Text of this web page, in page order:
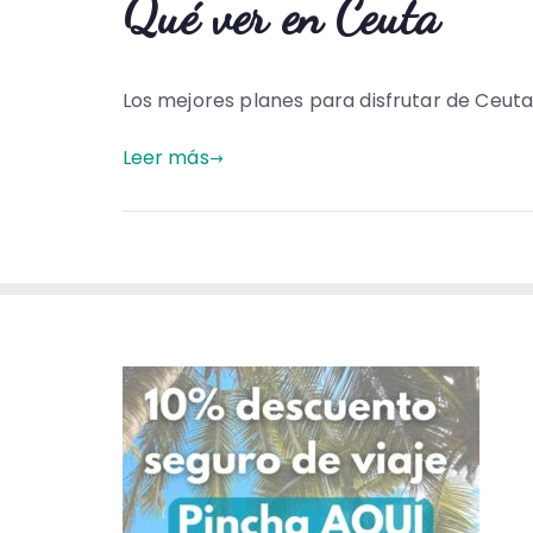
Qué ver en Ceuta
Los mejores planes para disfrutar de Ceuta
Leer más